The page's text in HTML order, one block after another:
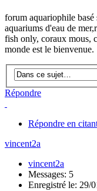
forum aquariophile
aquariums d'eau de
fish only, coraux mous,
monde est le bienvenue.
Répondre
Répondre en
vincent2a
vincent2a
Messages: 5
Enregistré le: 29/